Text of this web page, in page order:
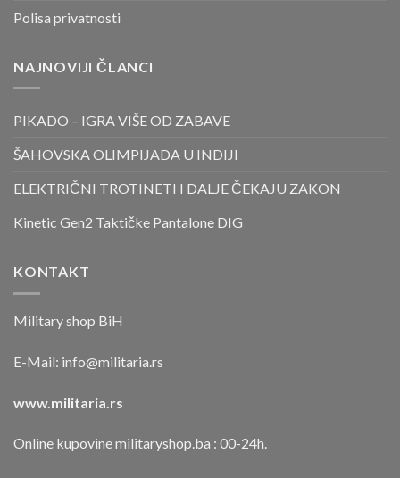
Polisa privatnosti
NAJNOVIJI ČLANCI
PIKADO – IGRA VIŠE OD ZABAVE
ŠAHOVSKA OLIMPIJADA U INDIJI
ELEKTRIČNI TROTINETI I DALJE ČEKAJU ZAKON
Kinetic Gen2 Taktičke Pantalone DIG
KONTAKT
Military shop BiH
E-Mail: info@militaria.rs
www.militaria.rs
Online kupovine militaryshop.ba : 00-24h.